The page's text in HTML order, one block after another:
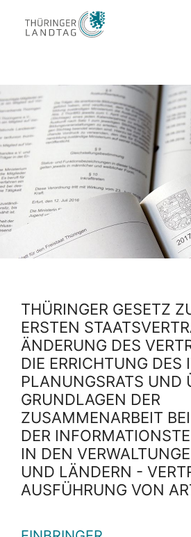
THÜRINGER GESETZ
ERSTEN
ÄNDERUNG DES
DIE ERRICHTUNG DES
PLANUNGSRATS UND
GRUNDLAGEN DER
ZUSAMMENARBEIT
DER
IN DEN
UND LÄNDERN -
AUSFÜHRUNG VON